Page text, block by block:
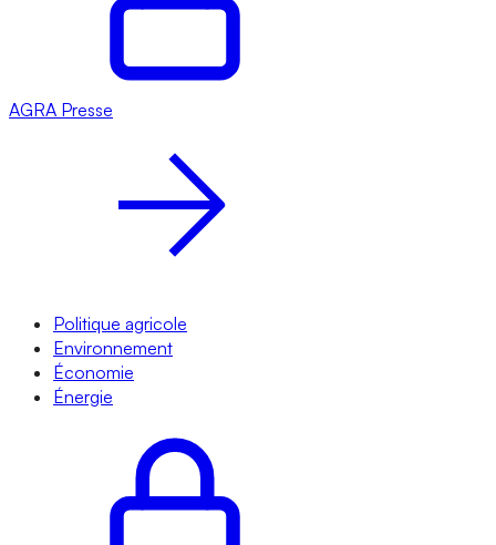
AGRA Presse
Politique agricole
Environnement
Économie
Énergie